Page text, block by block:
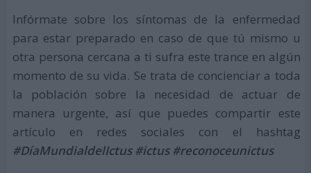
Infórmate sobre los síntomas de la enfermedad
para estar preparado en caso de que tú mismo u
otra persona cercana a ti sufra este trance en algún
momento de su vida. Se trata de concienciar a toda
la población sobre la necesidad de actuar de
manera urgente, así que puedes compartir este
artículo en redes sociales con el hashtag
#DíaMundialdelIctus #ictus #reconoceunictus